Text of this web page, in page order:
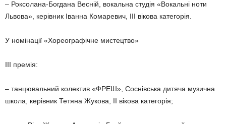
– Роксолана-Богдана Весній, вокальна студія «Вокальні ноти
Львова», керівник Іванна Ко­маревич, ІІІ вікова категорія.
У номінації «Xореографічне мистецтво»
ІІІ премія:
– танцювальний колектив «ФРЕШ», Соснівська дитяча музична
школа, керівник Тетяна Жукова, ІІ вікова категорія;